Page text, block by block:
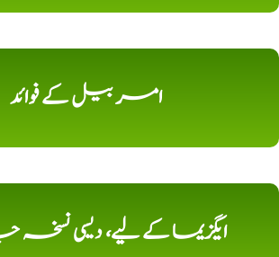
امر بیل کے فوائد
ایگزیما کے لیے، دیسی